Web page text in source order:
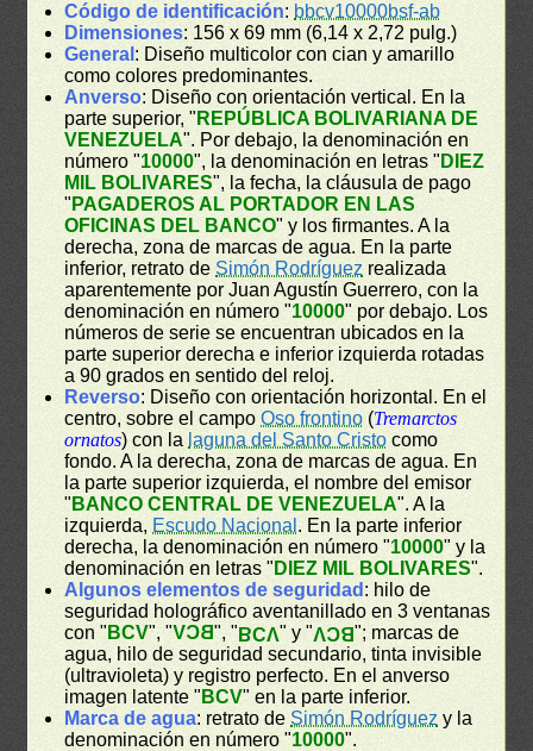
Código de identificación: bbcv10000bsf-ab
Dimensiones: 156 x 69 mm (6,14 x 2,72 pulg.)
General : Diseño multicolor con cian y amarillo
como colores predominantes.
Anverso: Diseño con orientación vertical. En la
parte superior, " REPÚBLICA BOLIVARIANA DE
VENEZUELA". Por debajo, la denominación en
número "10000", la denominación en letras " DIEZ
MIL BOLIVARES", la fecha, la cláusula de pago
" PAGADEROS AL PORTADOR EN LAS
OFICINAS DEL BANCO" y los firmantes. A la
derecha, zona de marcas de agua. En la parte
inferior, retrato deSimón Rodríguez realizada
aparentemente por Juan Agustín Guerrero, con la
denominación en número "10000" por debajo. Los
números de serie se encuentran ubicados en la
parte superior derecha e inferior izquierda rotadas
a 90 grados en sentido del reloj.
Reverso: Diseño con orientación horizontal. En el
centro, sobre el campoOso frontino (Tremarctos
ornatos) con la laguna del Santo Cristo como
fondo. A la derecha, zona de marcas de agua. En
la parte superior izquierda, el nombre del emisor
" BANCO CENTRAL DE VENEZUELA". A la
izquierda, Escudo Nacional . En la parte inferior
derecha, la denominación en número "10000" y la
denominación en letras " DIEZ MIL BOLIVARES".
Algunos elementos de seguridad : hilo de
seguridad holográfico aventanillado en 3 ventanas
con " BCV", "BCV", "BCV" y "BCV"; marcas de
agua, hilo de seguridad secundario, tinta invisible
(ultravioleta) y registro perfecto. En el anverso
imagen latente " BCV" en la parte inferior.
Marca de agua: retrato deSimón Rodríguez y la
denominación en número "10000".